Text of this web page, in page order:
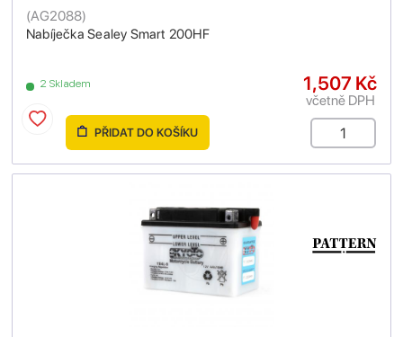
Nabíječka Sealey Smart 200HF
(AG2088)
2 Skladem 1,507 Kč
včetně DPH
PŘIDAT DO KOŠÍKU